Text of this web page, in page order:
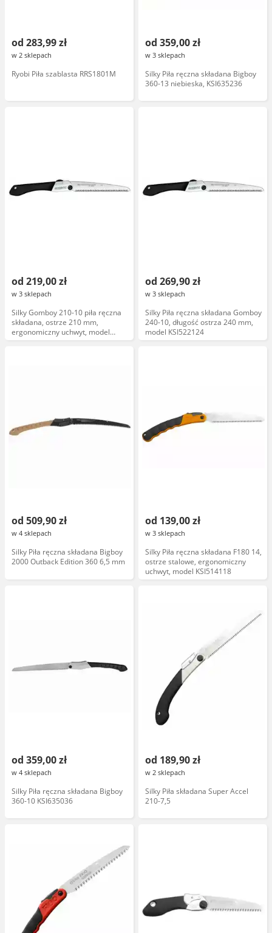
od 283,99 zł
w 2 sklepach
Ryobi Piła szablasta RRS1801M
od 359,00 zł
w 3 sklepach
Silky Piła ręczna składana Bigboy
360-13 niebieska, KSI635236
od 219,00 zł
w 3 sklepach
Silky Gomboy 210-10 piła ręczna
składana, ostrze 210 mm,
ergonomiczny uchwyt, model
KSI522121
od 269,90 zł
w 3 sklepach
Silky Piła ręczna składana Gomboy
240-10, długość ostrza 240 mm,
model KSI522124
od 509,90 zł
w 4 sklepach
Silky Piła ręczna składana Bigboy
2000 Outback Edition 360 6,5 mm
od 139,00 zł
w 3 sklepach
Silky Piła ręczna składana F180 14,
ostrze stalowe, ergonomiczny
uchwyt, model KSI514118
od 359,00 zł
w 4 sklepach
Silky Piła ręczna składana Bigboy
360-10 KSI635036
od 189,90 zł
w 2 sklepach
Silky Piła składana Super Accel
210-7,5